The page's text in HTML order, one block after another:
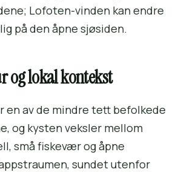
Lofoten-vinden kan endre
på den åpne sjøsiden.
og lokal kontekst
en av de mindre tett befolkede
og kysten veksler mellom
små fiskevær og åpne
sundet utenfor